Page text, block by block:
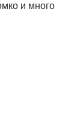
и много